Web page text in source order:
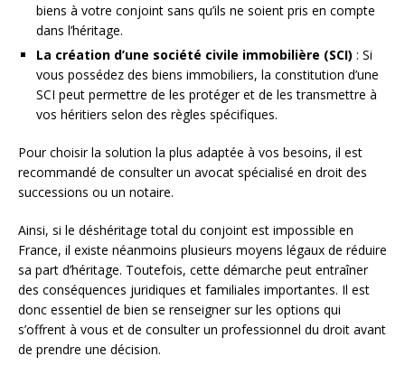
biens à votre conjoint sans qu’ils ne soient pris en compte
dans l’héritage.
La création d’une société civile immobilière (SCI) : Si
vous possédez des biens immobiliers, la constitution d’une
SCI peut permettre de les protéger et de les transmettre à
vos héritiers selon des règles spécifiques.
Pour choisir la solution la plus adaptée à vos besoins, il est
recommandé de consulter un avocat spécialisé en droit des
successions ou un notaire.
Ainsi, si le déshéritage total du conjoint est impossible en
France, il existe néanmoins plusieurs moyens légaux de réduire
sa part d’héritage. Toutefois, cette démarche peut entraîner
des conséquences juridiques et familiales importantes. Il est
donc essentiel de bien se renseigner sur les options qui
s’offrent à vous et de consulter un professionnel du droit avant
de prendre une décision.